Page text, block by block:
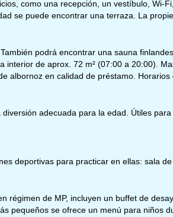
como una recepción, un vestíbulo, Wi-
se puede encontrar una terraza. La
podrá encontrar una sauna
interior de aprox. 72 m² (07:00 a 20:00).
albornoz en calidad de préstamo.
adecuada para la edad. Útiles
deportivas para practicar en ellas: sala
régimen de MP, incluyen un buffet de
pequeños se ofrece un menú para niños